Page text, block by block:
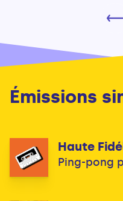
Émissions
Haute
Ping-pong